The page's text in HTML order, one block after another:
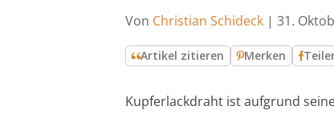
Von Christian Schideck | 31.
Artikel zitieren Merken
Kupferlackdraht ist aufgrund